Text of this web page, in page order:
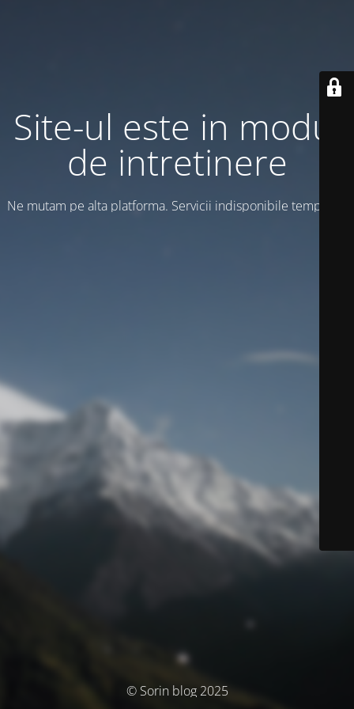
Site-ul este in modul
de intretinere
Ne mutam pe alta platforma. Servicii indisponibile temporar!
© Sorin blog 2025